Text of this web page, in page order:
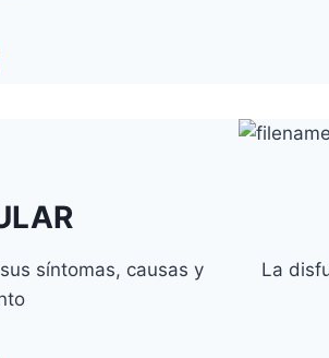
síntomas, causas y
La